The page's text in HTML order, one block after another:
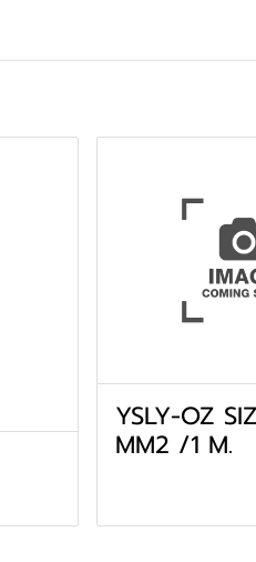
YSLY-OZ
MM2 /1 M.